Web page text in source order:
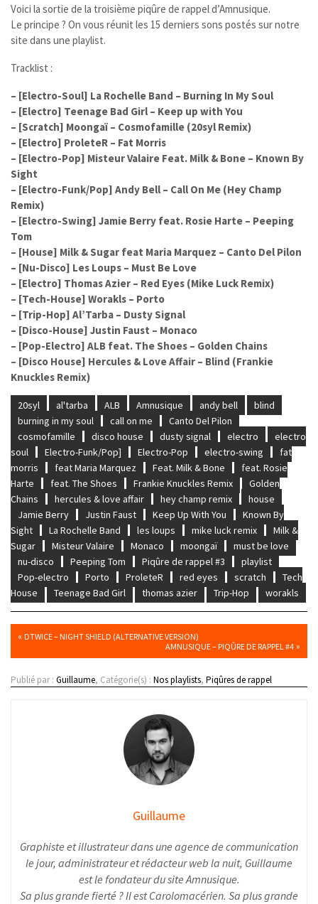
Voici la sortie de la troisième piqûre de rappel d’Amnusique.
Le principe ? On vous réunit les 15 derniers sons postés sur notre
site dans une playlist.
Tracklist :
– [Electro-Soul] La Rochelle Band – Burning In My Soul
– [Electro] Teenage Bad Girl – Keep up with You
– [Scratch] Moongaï – Cosmofamille (20syl Remix)
– [Electro] ProleteR – Fat Morris
– [Electro-Pop] Misteur Valaire Feat. Milk & Bone – Known By
Sight
– [Electro-Funk/Pop] Andy Bell – Call On Me (Hey Champ
Remix)
– [Electro-Swing] Jamie Berry feat. Rosie Harte – Peeping
Tom
– [House] Milk & Sugar feat Maria Marquez – Canto Del Pilon
– [Nu-Disco] Les Loups – Must Be Love
– [Electro] Thomas Azier – Red Eyes (Mike Luck Remix)
– [Tech-House] Worakls – Porto
– [Trip-Hop] Al’Tarba – Dusty Signal
– [Disco-House] Justin Faust – Monaco
– [Pop-Electro] ALB feat. The Shoes – Golden Chains
– [Disco House] Hercules & Love Affair – Blind (Frankie
Knuckles Remix)
20syl al'tarba ALB Amnusique andy bell
blind
burning in my soul
call on me
Canto Del Pilon
cosmofamille
disco house dusty signal electro
electro
soul
Electro-Funk/Pop] Electro-Pop electro-swing
fat
morris
feat Maria Marquez Feat. Milk & Bone
feat. Rosie
Harte
feat. The Shoes Frankie Knuckles Remix
Golden
Chains
hercules & love affair hey champ remix
house
Jamie Berry
Justin Faust Keep Up With You
Known By
Sight
La Rochelle Band les loups mike luck remix
Milk &
Sugar
Misteur Valaire Monaco moongaï
must be love
nu-disco
Peeping Tom Piqûre de rappel #3
playlist
Pop-electro
Porto ProleteR red eyes scratch
Tech
House
Teenage Bad Girl thomas azier Trip-Hop worakls
« DTWICE – NIGHT SHIELD (ALTERNATIVE VERSION)
AMNUSIQUE – PIQÛRE DE RAPPEL #4 »
Publié par : Guillaume, Catégorie(s) : Nos playlists, Piqûres de rappel
Guillaume
Graphiste et illustrateur dans une agence de communication
le jour, administrateur et rédacteur web la nuit, Guillaume
est le fondateur du site Amnusique.
Sa plus grande fierté ? Il est Carolomacérien. Sa plus grande